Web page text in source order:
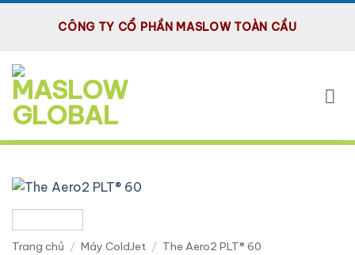
dung
CÔNG TY CỔ PHẦN MASLOW TOÀN CẦU
Trang chủ / Máy ColdJet / The Aero2 PLT® 60